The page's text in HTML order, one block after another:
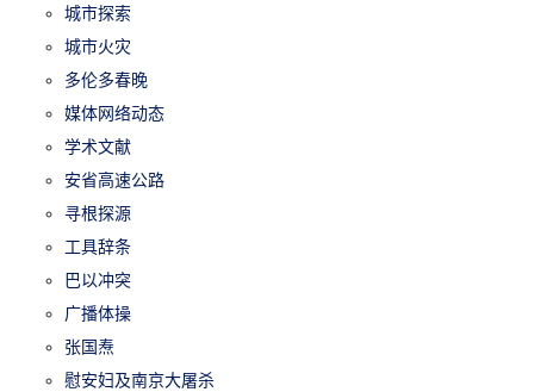
城市探索
城市火灾
多伦多春晚
媒体网络动态
学术文献
安省高速公路
寻根探源
工具辞条
巴以冲突
广播体操
张国焘
慰安妇及南京大屠杀